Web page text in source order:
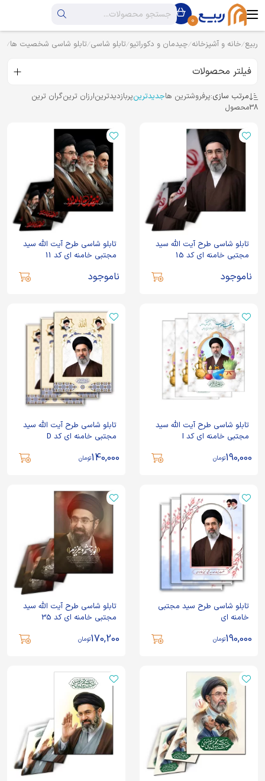
0
ربیع خانه و آشپزخانه چیدمان و دکوراتیو تابلو شاسی تابلو شاسی شخصیت ها
فیلتر محصولات
مرتب سازی:پرفروشترین هاجدیدترینپربازدیدترینارزان ترینگران ترین
38محصول
تابلو شاسی طرح آیت الله سید
مجتبی خامنه ای کد 15
ناموجود
تابلو شاسی طرح آیت الله سید
مجتبی خامنه ای کد 11
ناموجود
تابلو شاسی طرح آیت الله سید
مجتبی خامنه ای کد I
190,000تومان
تابلو شاسی طرح آیت الله سید
مجتبی خامنه ای کد D
140,000تومان
تابلو شاسی طرح سید مجتبی
خامنه ای
190,000تومان
تابلو شاسی طرح آیت الله سید
مجتبی خامنه ای کد 35
170,200تومان